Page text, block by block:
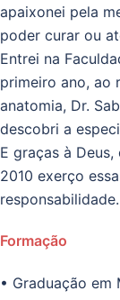
apaixonei pela
poder curar ou
Entrei na
primeiro ano, ao
anatomia, Dr.
descobri a
E graças à
2010 exerço
responsabilidade.
Formação
• Graduação em